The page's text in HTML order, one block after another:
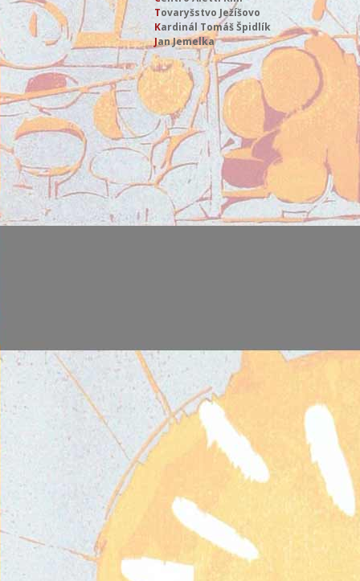
Tovaryšstvo Ježíšovo
Kardinál Tomáš Špidlík
Jan Jemelka